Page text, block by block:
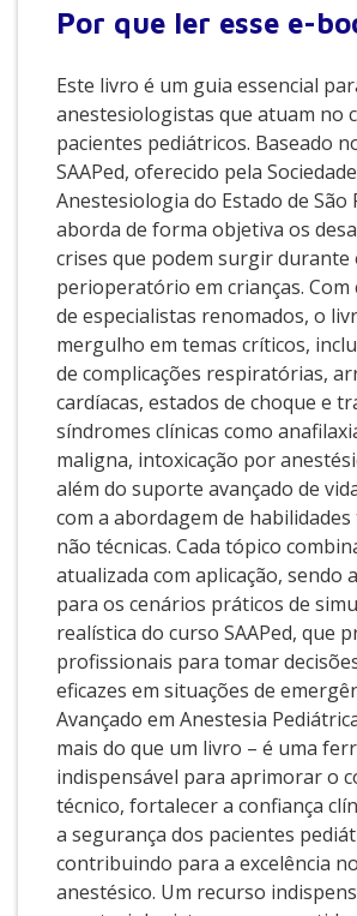
Por que ler esse e-
Este livro é um guia essencial
anestesiologistas que atuam no
pacientes pediátricos. Baseado
SAAPed, oferecido pela
Anestesiologia do Estado de São
aborda de forma objetiva os
crises que podem surgir durante
perioperatório em crianças.
de especialistas renomados, o
mergulho em temas críticos,
de complicações respiratórias,
cardíacas, estados de choque e
síndromes clínicas como
maligna, intoxicação por
além do suporte avançado de
com a abordagem de habilidades
não técnicas. Cada tópico
atualizada com aplicação, sendo
para os cenários práticos de
realística do curso SAAPed, que
profissionais para tomar
eficazes em situações de
Avançado em Anestesia
mais do que um livro – é uma
indispensável para aprimorar o
técnico, fortalecer a confiança
a segurança dos pacientes
contribuindo para a excelência
anestésico. Um recurso